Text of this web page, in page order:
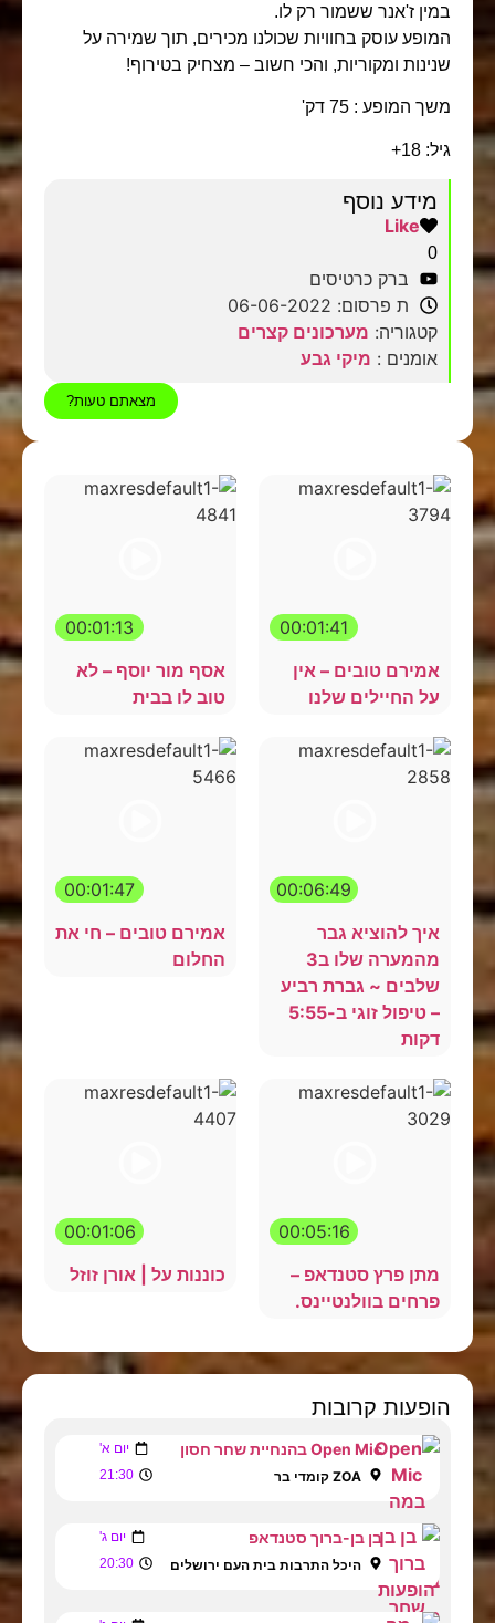
במין ז'אנר ששמור רק לו.
המופע עוסק בחוויות שכולנו מכירים, תוך שמירה על
שנינות ומקוריות, והכי חשוב – מצחיק בטירוף!
משך המופע : 75 דק'
גיל: 18+
מידע נוסף
Like
0
ברק כרטיסים
ת פרסום: 06-06-2022
קטגוריה: מערכונים קצרים
אומנים : מיקי גבע
מצאתם טעות?
00:01:41
אמירם טובים – אין
על החיילים שלנו
00:01:13
אסף מור יוסף – לא
טוב לו בבית
00:06:49
איך להוציא גבר
מהמערה שלו ב3
שלבים ~ גברת רביע
– טיפול זוגי ב-5:55
דקות
00:01:47
אמירם טובים – חי את
החלום
00:05:16
מתן פרץ סטנדאפ –
פרחים בוולנטיינס.
00:01:06
כוננות על | אורן זוזל
הופעות קרובות
Open Mic בהנחיית שחר חסון יום א'
ZOA קומדי בר 21:30
בן בן-ברוך סטנדאפ יום ג'
היכל התרבות בית העם ירושלים 20:30